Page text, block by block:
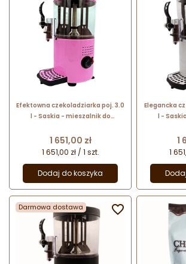
Efektowna czekoladziarka poj. 3.0
l - Saskia - mieszalnik do
różowy
Cena
1 651,00 zł
1 651,00 zł / 1 szt.
Dodaj do koszyka
Elegancka
l -
1
1
Darmowa dostawa 